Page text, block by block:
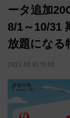
ータ追加
8/1～10/31
放題になる
2023.08.01 19:08